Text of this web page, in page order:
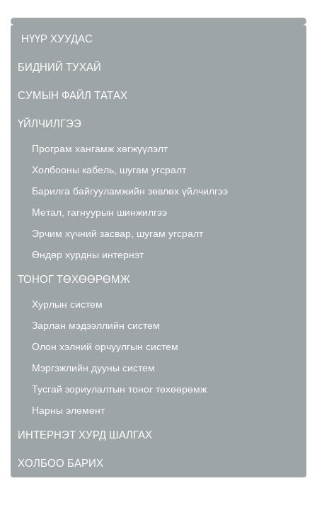
НҮҮР ХУУДАС
БИДНИЙ ТУХАЙ
СУМЫН ФАЙЛ ТАТАХ
ҮЙЛЧИЛГЭЭ
Програм хангамж хөгжүүлэлт
Холбооны кабель, шугам угсралт
Барилга байгууламжийн зөвлөх үйлчилгээ
Метал, гагнуурын шинжилгээ
Эрчим хүчний засвар, шугам угсралт
Өндөр хурдны интернэт
ТОНОГ ТӨХӨӨРӨМЖ
Хурлын систем
Зарлан мэдээллийн систем
Олон хэлний орчуулгын систем
Мэргэжлийн дууны систем
Тусгай зориулалтын тоног төхөөрөмж
Нарны элемент
ИНТЕРНЭТ ХУРД ШАЛГАХ
ХОЛБОО БАРИХ